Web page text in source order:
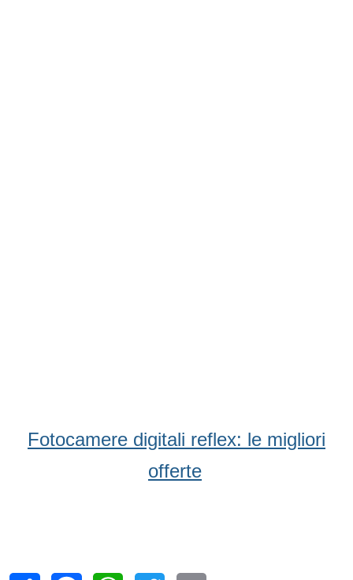
Fotocamere digitali reflex: le migliori
offerte